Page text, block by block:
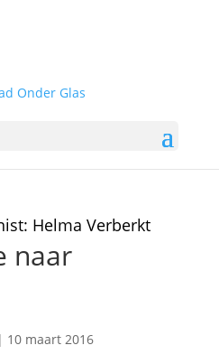
Helma Verberkt
naar
| 10 maart 2016